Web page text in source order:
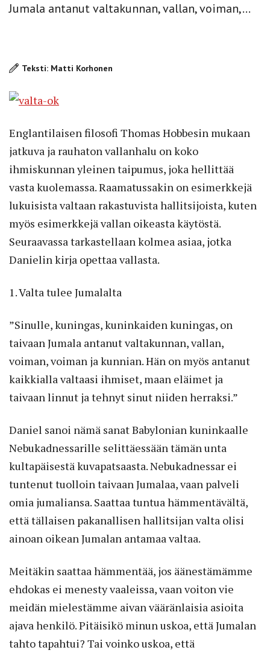
Jumala antanut valtakunnan, vallan, voiman,...
Teksti: Matti Korhonen
Englantilaisen filosofi Thomas Hobbesin mukaan
jatkuva ja rauhaton vallanhalu on koko
ihmiskunnan yleinen taipumus, joka hellittää
vasta kuolemassa. Raamatussakin on esimerkkejä
lukuisista valtaan rakastuvista hallitsijoista, kuten
myös esimerkkejä vallan oikeasta käytöstä.
Seuraavassa tarkastellaan kolmea asiaa, jotka
Danielin kirja opettaa vallasta.
1. Valta tulee Jumalalta
”Sinulle, kuningas, kuninkaiden kuningas, on
taivaan Jumala antanut valtakunnan, vallan,
voiman, voiman ja kunnian. Hän on myös antanut
kaikkialla valtaasi ihmiset, maan eläimet ja
taivaan linnut ja tehnyt sinut niiden herraksi.”
Daniel sanoi nämä sanat Babylonian kuninkaalle
Nebukadnessarille selittäessään tämän unta
kultapäisestä kuvapatsaasta. Nebukadnessar ei
tuntenut tuolloin taivaan Jumalaa, vaan palveli
omia jumaliansa. Saattaa tuntua hämmentävältä,
että tällaisen pakanallisen hallitsijan valta olisi
ainoan oikean Jumalan antamaa valtaa.
Meitäkin saattaa hämmentää, jos äänestämämme
ehdokas ei menesty vaaleissa, vaan voiton vie
meidän mielestämme aivan vääränlaisia asioita
ajava henkilö. Pitäisikö minun uskoa, että Jumalan
tahto tapahtui? Tai voinko uskoa, että